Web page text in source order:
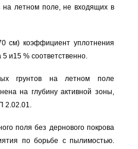
летном поле, не входящих в
см) коэффициент уплотнения
5 и15 % соответственно.
грунтов на летном поле
на глубину активной зоны,
2.02.01.
поля без дернового покрова
по борьбе с пылимостью.